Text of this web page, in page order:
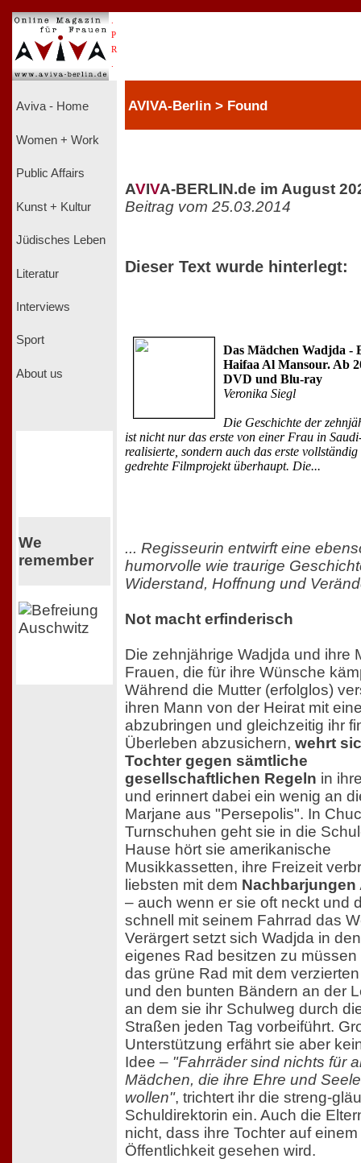
P
R
Aviva - Home
Women + Work
Public Affairs
Kunst + Kultur
Jüdisches Leben
Literatur
Interviews
Sport
About us
We
remember
AVIVA-Berlin > Found
AVIVA-BERLIN.de im August
Beitrag vom 25.03.2014
Dieser Text wurde hinterlegt:
Das Mädchen Wadjda -
Haifaa Al Mansour. Ab
DVD und Blu-ray
Veronika Siegl
Die Geschichte der
ist nicht nur das erste von einer Frau in
realisierte, sondern auch das erste
gedrehte Filmprojekt überhaupt. Die...
... Regisseurin entwirft eine
humorvolle wie traurige
Widerstand, Hoffnung und
Not macht erfinderisch
Die zehnjährige Wadjda und ihre
Frauen, die für ihre Wünsche
Während die Mutter (erfolglos)
ihren Mann von der Heirat mit
abzubringen und gleichzeitig ihr
Überleben abzusichern, wehrt
Tochter gegen sämtliche
gesellschaftlichen Regeln in
und erinnert dabei ein wenig an
Marjane aus "Persepolis". In
Turnschuhen geht sie in die
Hause hört sie amerikanische
Musikkassetten, ihre Freizeit
liebsten mit dem Nachbarjungen
– auch wenn er sie oft neckt und
schnell mit seinem Fahrrad das
Verärgert setzt sich Wadjda in
eigenes Rad besitzen zu müssen
das grüne Rad mit dem
und den bunten Bändern an der
an dem sie ihr Schulweg durch
Straßen jeden Tag vorbeiführt.
Unterstützung erfährt sie aber
Idee – "Fahrräder sind nichts für
Mädchen, die ihre Ehre und
wollen", trichtert ihr die streng-
Schuldirektorin ein. Auch die
nicht, dass ihre Tochter auf
Öffentlichkeit gesehen wird.